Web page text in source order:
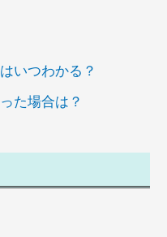
いつわかる？
た場合は？